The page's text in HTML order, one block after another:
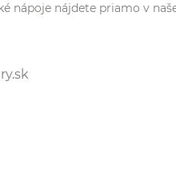
nápoje nájdete priamo v